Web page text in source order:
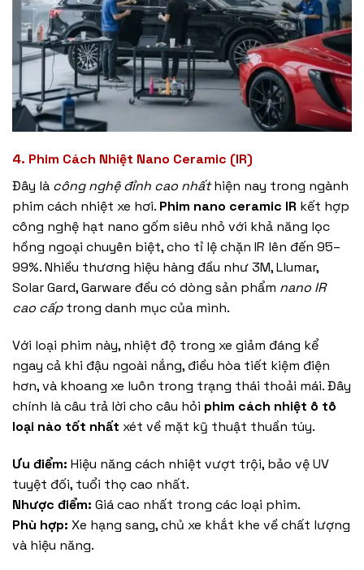
4. Phim Cách Nhiệt Nano Ceramic (IR)
Đây là công nghệ đỉnh cao nhấthiện nay trong ngành
phim cách nhiệt xe hơi. Phim nano ceramic IR kết hợp
công nghệ hạt nano gốm siêu nhỏ với khả năng lọc
hồng ngoại chuyên biệt, cho tỉ lệ chặn IR lên đến 95–
99%. Nhiều thương hiệu hàng đầu như 3M, Llumar,
Solar Gard, Garware đều có dòng sản phẩm nano IR
cao cấptrong danh mục của mình.
Với loại phim này, nhiệt độ trong xe giảm đáng kể
ngay cả khi đậu ngoài nắng, điều hòa tiết kiệm điện
hơn, và khoang xe luôn trong trạng thái thoải mái. Đây
chính là câu trả lời cho câu hỏi phim cách nhiệt ô tô
loại nào tốt nhất xét về mặt kỹ thuật thuần túy.
Ưu điểm: Hiệu năng cách nhiệt vượt trội, bảo vệ UV
tuyệt đối, tuổi thọ cao nhất.
Nhược điểm: Giá cao nhất trong các loại phim.
Phù hợp: Xe hạng sang, chủ xe khắt khe về chất lượng
và hiệu năng.